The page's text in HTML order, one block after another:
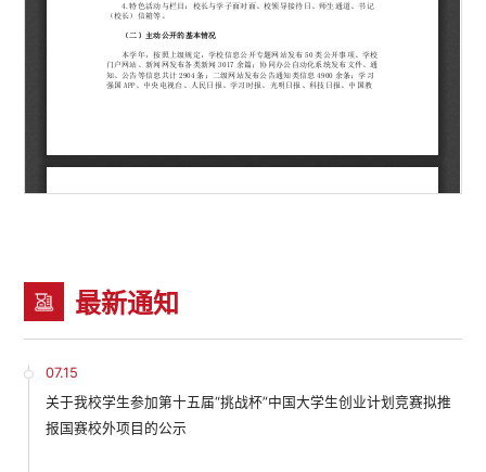
最新通知
07.15
关于我校学生参加第十五届“挑战杯”中国大学生创业计划竞赛拟推
报国赛校外项目的公示